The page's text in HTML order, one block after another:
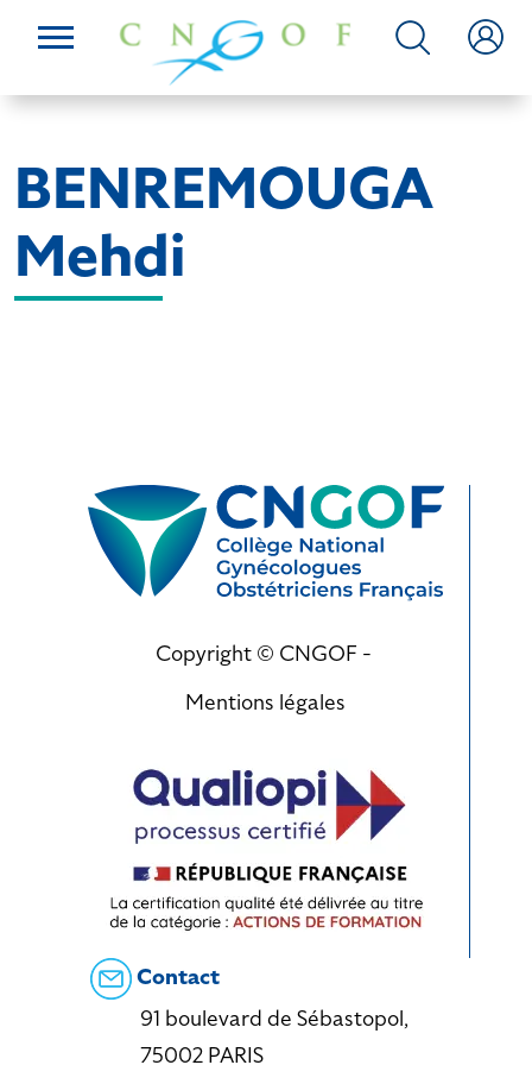
BENREMOUGA
Mehdi
Copyright © CNGOF -
Mentions légales
Contact
91 boulevard de Sébastopol,
75002 PARIS